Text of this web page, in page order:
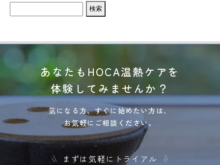
検
索:
あなたもHOCA温熱ケアを
体験してみませんか？
気になる方、すぐに始めたい方は、
お気軽にご相談ください。
まずは気軽にトライアル